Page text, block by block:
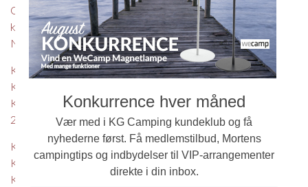
Oversigt alle
kampagner - Netop
Nu
KG Camping
Kundeklub
Konkurrence august
26
KG Camping
Kundeklub
Konkurrence juli 26
du får en god oplevelse, når
du besøger os. Vi bestræber
os helhjertet på, at du altid
får en uhøjtidelig,
imødekommende og venlig
Vores egen glæde og
erfaring med camping er din
garanti for kompetent og
seriøs rådgivning, når du